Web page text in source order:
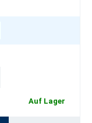
Auf Lager